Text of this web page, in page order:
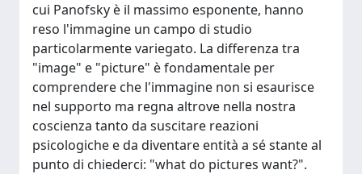
cui Panofsky è il massimo esponente, hanno
reso l'immagine un campo di studio
particolarmente variegato. La differenza tra
"image" e "picture" è fondamentale per
comprendere che l'immagine non si esaurisce
nel supporto ma regna altrove nella nostra
coscienza tanto da suscitare reazioni
psicologiche e da diventare entità a sé stante al
punto di chiederci: "what do pictures want?".